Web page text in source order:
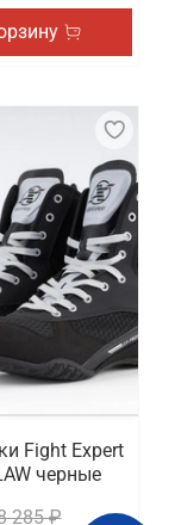
Fight Expert
черные
285 ₽